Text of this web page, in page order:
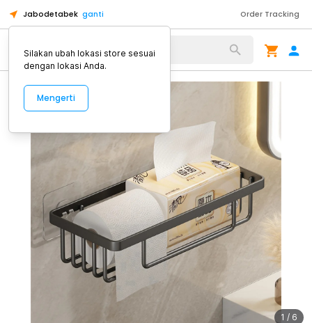
Jabodetabek ganti Order Tracking
Alat Kopi
1 / 6
Silakan ubah lokasi store sesuai
dengan lokasi Anda.
Mengerti